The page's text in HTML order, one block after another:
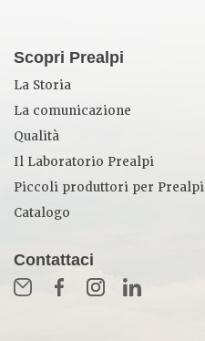
Scopri Prealpi
La Storia
La comunicazione
Qualità
Il Laboratorio Prealpi
Piccoli produttori per Prealpi
Catalogo
Contattaci